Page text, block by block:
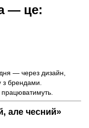
— це:
— через дизайн,
з брендами.
працюватимуть.
але чесний»